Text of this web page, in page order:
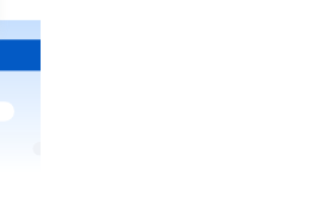
in contanti e altri mezzi di